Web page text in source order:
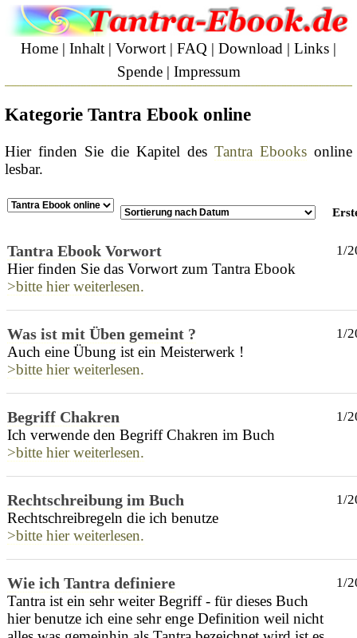
Home | Inhalt | Vorwort | FAQ | Download | Links |
Spende| Impressum
Kategorie Tantra Ebook online
Hier finden Sie die Kapitel des Tantra Ebooks online
lesbar.
Tantra Ebook Vorwort
Hier finden Sie das Vorwort zum Tantra Ebook
>bitte hier weiterlesen.
1/
Was ist mit Üben gemeint ?
Auch eine Übung ist ein Meisterwerk !
>bitte hier weiterlesen.
1/
Begriff Chakren
Ich verwende den Begriff Chakren im Buch
>bitte hier weiterlesen.
1/
Rechtschreibung im Buch
Rechtschreibregeln die ich benutze
>bitte hier weiterlesen.
1/
Wie ich Tantra definiere
Tantra ist ein sehr weiter Begriff - für dieses Buch
hier benutze ich eine sehr enge Definition weil nicht
1/